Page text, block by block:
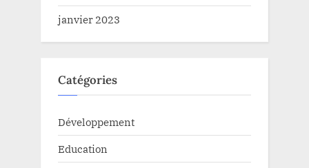
janvier 2023
Catégories
Développement
Education